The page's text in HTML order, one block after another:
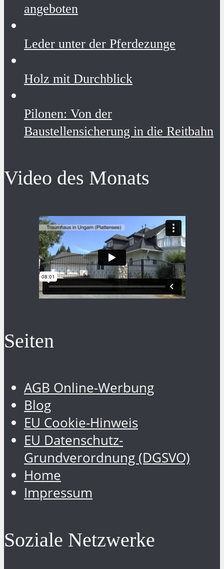
angeboten
Leder unter der Pferdezunge
Holz mit Durchblick
Pilonen: Von der
Baustellensicherung in die Reitbahn
Video des Monats
Seiten
AGB Online-Werbung
Blog
EU Cookie-Hinweis
EU Datenschutz-
Grundverordnung (DGSVO)
Home
Impressum
Soziale Netzwerke